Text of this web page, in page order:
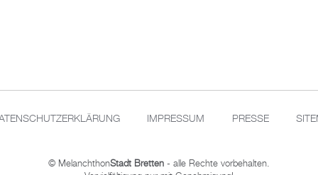
IMPRESSUM PRESSE
© MelanchthonStadt Bretten - alle Rechte vorbehalten.